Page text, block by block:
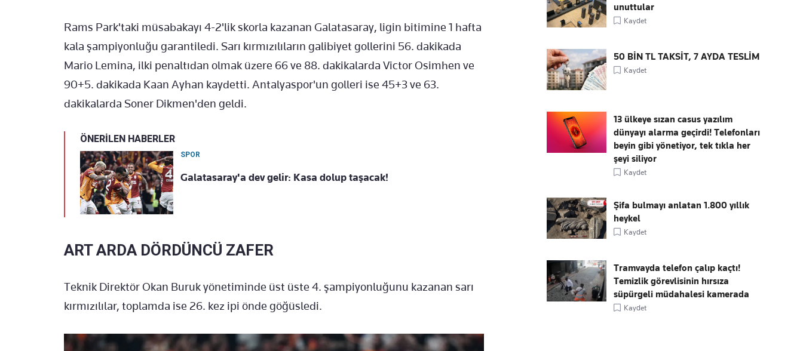
Rams Park'taki müsabakayı 4-2'lik skorla kazanan Galatasaray, ligin bitimine 1 hafta
kala şampiyonluğu garantiledi. Sarı kırmızılıların galibiyet gollerini 56. dakikada
Mario Lemina, ilki penaltıdan olmak üzere 66 ve 88. dakikalarda Victor Osimhen ve
90+5. dakikada Kaan Ayhan kaydetti. Antalyaspor'un golleri ise 45+3 ve 63.
dakikalarda Soner Dikmen'den geldi.
ÖNERİLEN HABERLER
SPOR
Galatasaray'a dev gelir: Kasa dolup taşacak!
ART ARDA DÖRDÜNCÜ ZAFER
Teknik Direktör Okan Buruk yönetiminde üst üste 4. şampiyonluğunu kazanan sarı
kırmızılılar, toplamda ise 26. kez ipi önde göğüsledi.
unuttular
Kaydet
50 BİN TL TAKSİT, 7 AYDA TESLİM
Kaydet
13 ülkeye sızan casus yazılım
dünyayı alarma geçirdi! Telefonları
beyin gibi yönetiyor, tek tıkla her
şeyi siliyor
Kaydet
Şifa bulmayı anlatan 1.800 yıllık
heykel
Kaydet
Tramvayda telefon çalıp kaçtı!
Temizlik görevlisinin hırsıza
süpürgeli müdahalesi kamerada
Kaydet